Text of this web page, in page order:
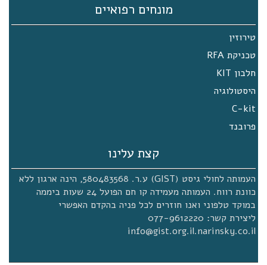
מונחים רפואיים
טירוזין
טכניקת RFA
חלבון KIT
היסטולוגיה
C-kit
פרובנד
קצת עלינו
העמותה לחולי גיסט (GIST) ע.ר. 580483568, הינה ארגון ללא
כוונת רווח. העמותה מעמידה קו חם הפועל 24 שעות ביממה
במוקד טלפוני ואנו חוזרים לכל פניה בהקדם האפשרי
ליצירת קשר: 077-9612220
info@gist.org.il.narinsky.co.il